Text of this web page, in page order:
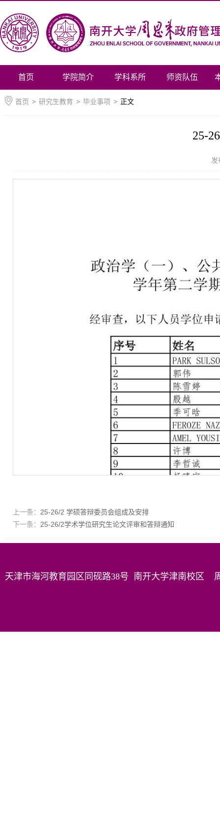
首页 学院简介 学科系所 师资队伍
首页 > 研究生教育 > 毕业事项 > 正文
25-
上一条： 25-26/2 学硕答辩委员会组成及安排
下一条： 25-26/2学术学位研究生论文评审和答辩通知
天津市海河教育园区同砚路38号 南开大学津南校区